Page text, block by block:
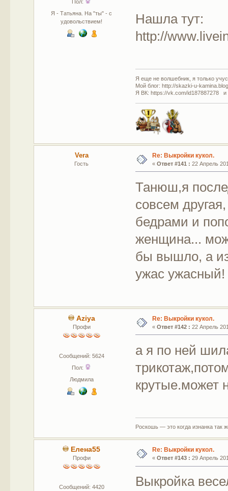
Пол:
Я - Татьяна. На "ты" - с
удовольствием!
Нашла тут:
http://
Я еще не волшебник, я только
Мой блог: http://skazki-u-
Я ВК: https://vk.com/id187887278 и
Vera
Гость
Re: Выкройки кукол.
« Ответ #141 : 22 Апрель
Танюш,я
совсем
бедрами и
женщина...
бы вышло, а
ужас
Aziya
Профи
Сообщений: 5624
Пол:
Людмила
Re: Выкройки кукол.
« Ответ #142 : 22 Апрель
а я по ней
крутые.может
Роскошь — это когда изнанка
Елена55
Профи
Сообщений: 4420
Re: Выкройки кукол.
« Ответ #143 : 29 Апрель
Выкройка